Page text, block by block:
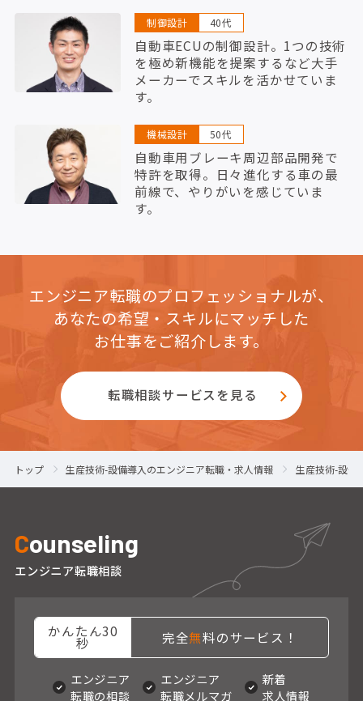
制御設計 40代
自動車ECUの制御設計。1つの技術
を極め新機能を提案するなど大手
メーカーでスキルを活かせていま
す。
機械設計 50代
自動車用ブレーキ周辺部品開発で
特許を取得。日々進化する車の最
前線で、やりがいを感じていま
す。
エンジニア転職のプロフェッショナルが、
あなたの希望・スキルにマッチした
お仕事をご紹介します。
転職相談サービスを見る
トップ 生産技術-設備導入のエンジニア転職・求人情報 生産技術-設備
Counseling
エンジニア転職相談
かんたん30
秒 完全無料のサービス！
エンジニア
転職の相談
エンジニア
転職メルマガ
新着
求人情報